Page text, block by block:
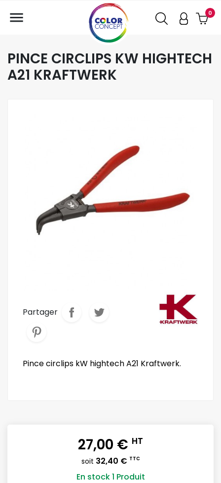
0

PINCE CIRCLIPS KW HIGHTECH
A21 KRAFTWERK
Partager
Pince circlips kW hightech A21 Kraftwerk.
27,00 € HT
soit 32,40 € TTC
En stock1 Produit